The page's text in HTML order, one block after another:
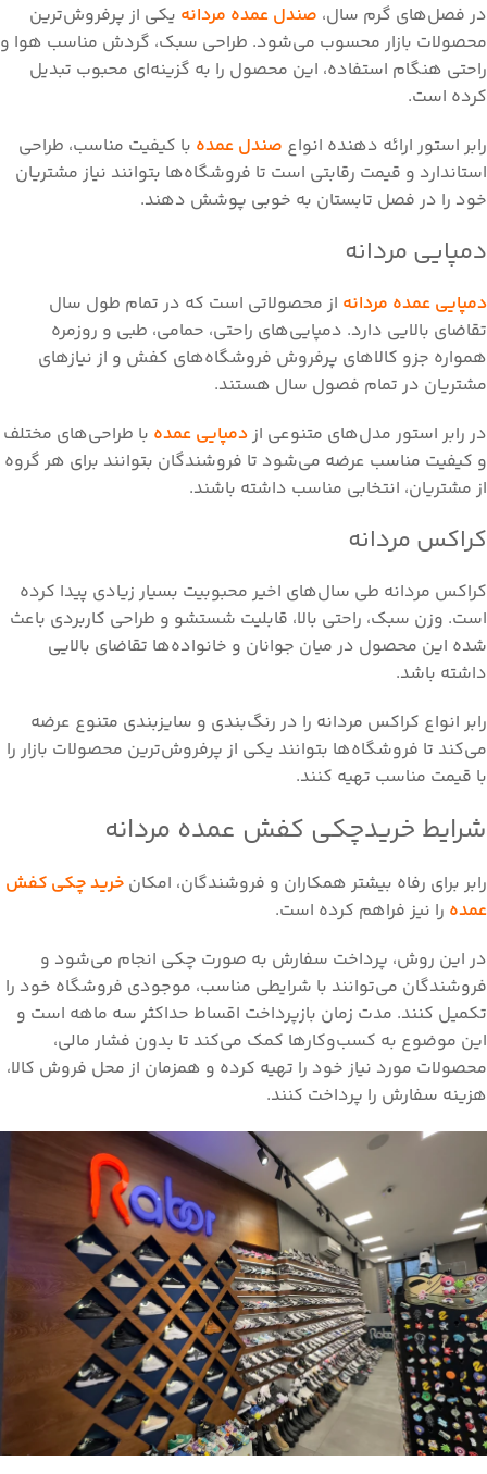
در فصل‌های گرم سال، صندل عمده مردانه یکی از پرفروش‌ترین
محصولات بازار محسوب می‌شود. طراحی سبک، گردش مناسب هوا و
راحتی هنگام استفاده، این محصول را به گزینه‌ای محبوب تبدیل
کرده است.
رابر استور ارائه دهنده انواع صندل عمده با کیفیت مناسب، طراحی
استاندارد و قیمت رقابتی است تا فروشگاه‌ها بتوانند نیاز مشتریان
خود را در فصل تابستان به خوبی پوشش دهند.
دمپایی مردانه
دمپایی عمده مردانه از محصولاتی است که در تمام طول سال
تقاضای بالایی دارد. دمپایی‌های راحتی، حمامی، طبی و روزمره
همواره جزو کالاهای پرفروش فروشگاه‌های کفش و از نیازهای
مشتریان در تمام فصول سال هستند.
در رابر استور مدل‌های متنوعی از دمپایی عمده با طراحی‌های مختلف
و کیفیت مناسب عرضه می‌شود تا فروشندگان بتوانند برای هر گروه
از مشتریان، انتخابی مناسب داشته باشند.
کراکس مردانه
کراکس مردانه طی سال‌های اخیر محبوبیت بسیار زیادی پیدا کرده
است. وزن سبک، راحتی بالا، قابلیت شستشو و طراحی کاربردی باعث
شده این محصول در میان جوانان و خانواده‌ها تقاضای بالایی
داشته باشد.
رابر انواع کراکس مردانه را در رنگ‌بندی و سایزبندی متنوع عرضه
می‌کند تا فروشگاه‌ها بتوانند یکی از پرفروش‌ترین محصولات بازار را
با قیمت مناسب تهیه کنند.
شرایط خریدچکی کفش عمده مردانه
رابر برای رفاه بیشتر همکاران و فروشندگان، امکان خریدچکی کفش
عمده را نیز فراهم کرده است.
در این روش، پرداخت سفارش به صورت چکی انجام می‌شود و
فروشندگان می‌توانند با شرایطی مناسب، موجودی فروشگاه خود را
تکمیل کنند. مدت زمان بازپرداخت اقساط حداکثر سه ماهه است و
این موضوع به کسب‌وکارها کمک می‌کند تا بدون فشار مالی،
محصولات مورد نیاز خود را تهیه کرده و همزمان از محل فروش کالا،
هزینه سفارش را پرداخت کنند.